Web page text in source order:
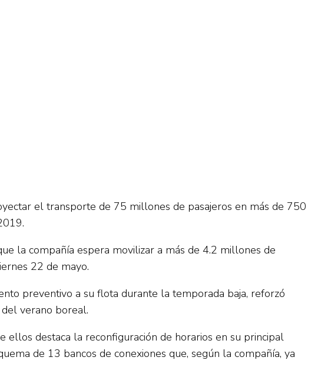
el transporte de 75 millones de pasajeros en más de 750
la compañía espera movilizar a más de 4.2 millones de
22 de mayo.
preventivo a su flota durante la temporada baja, reforzó
verano boreal.
destaca la reconfiguración de horarios en su principal
de 13 bancos de conexiones que, según la compañía, ya